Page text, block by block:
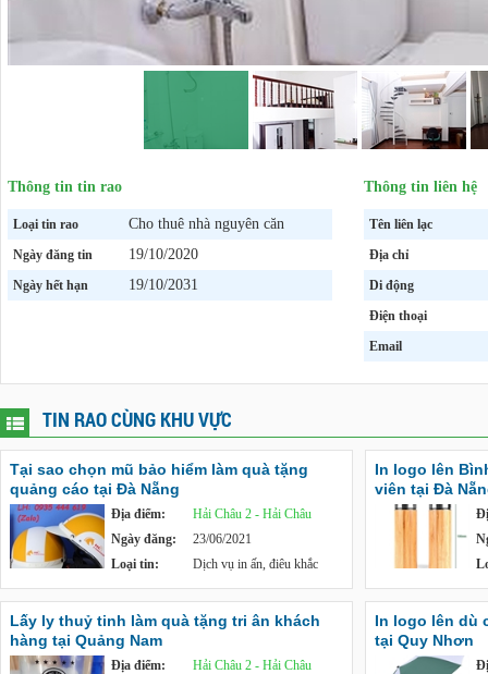
Thông tin tin rao
Loại tin rao Cho thuê nhà nguyên căn
Ngày đăng tin 19/10/2020
Ngày hết hạn 19/10/2031
Thông tin liên hệ
Tên liên lạc
Địa chỉ
Di động
Điện thoại
Email
TIN RAO CÙNG KHU VỰC
Tại sao chọn mũ bảo hiểm làm quà tặng
quảng cáo tại Đà Nẵng
Địa điểm:
Hải Châu 2 - Hải Châu
Ngày đăng:
23/06/2021
Loại tin:
Dịch vụ in ấn, điêu khắc
In logo lên
viên tại Đà
Lấy ly thuỷ tinh làm quà tặng tri ân khách
hàng tại Quảng Nam
Địa điểm:
Hải Châu 2 - Hải Châu
In logo lên dù
tại Quy Nhơn